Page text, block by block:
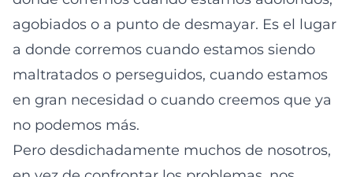
agobiados o a punto de desmayar. Es el lugar
a donde corremos cuando estamos siendo
maltratados o perseguidos, cuando estamos
en gran necesidad o cuando creemos que ya
no podemos más.
Pero desdichadamente muchos de nosotros,